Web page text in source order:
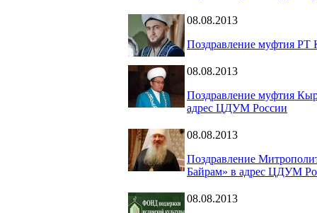
08.08.2013
Поздравление муфтия РТ
08.08.2013
Поздравление муфтия
адрес ЦДУМ России
08.08.2013
Поздравление
Байрам» в адрес ЦДУМ
08.08.2013